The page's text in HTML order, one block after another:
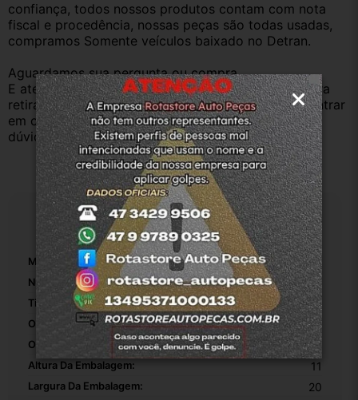
confiança, todos nossos produtos contam com nota
fiscal e procedência, nossas peças são todas usadas,
compramos Somente veículos baixado no Detran.
Aguardamos sua pergunta ou compra.
E atenderemos o quanto antes, caso o cliente prefira
retirar na nossa loja física também aceitamos, só entrar
em contato com a equipe Rotasul e tiramos suas
dúvidas.
Especificações
Marca: Renault
Número De Peça: 1
Tipo De Veículo: Carro/Caminhonete
Origem: Rotasuljoinville
OEM: 1
Altura Da Embalagem: 11
Largura Da Embalagem: 20